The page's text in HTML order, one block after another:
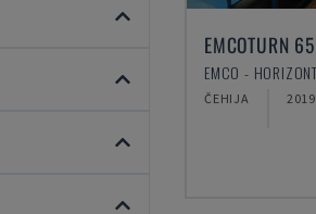
EMCOTURN 65
ČEHIJA 2019